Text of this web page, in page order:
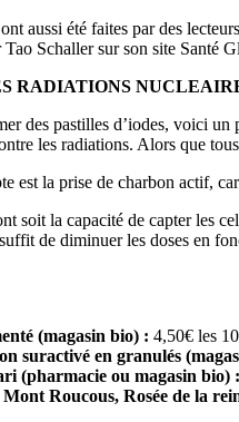
aussi été faites par des
Schaller sur son site Santé
RADIATIONS
des pastilles d’iodes, voici
les radiations. Alors que
est la prise de charbon actif,
soit la capacité de capter les
de diminuer les doses en
(magasin bio) : 4,50€ les
suractivé en granulés
(pharmacie ou magasin bio) :
Roucous, Rosée de la